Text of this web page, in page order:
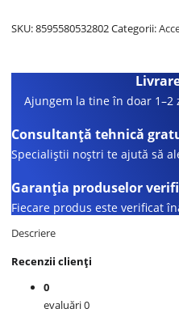
SKU:8595580532802Categorii:
Ajungem la tine în doar
Consultanță tehnică
Specialiștii noștri te ajută să
Garanția produselor
Fiecare produs este verificat
Descriere
Recenzii clienți
0
evaluări 0